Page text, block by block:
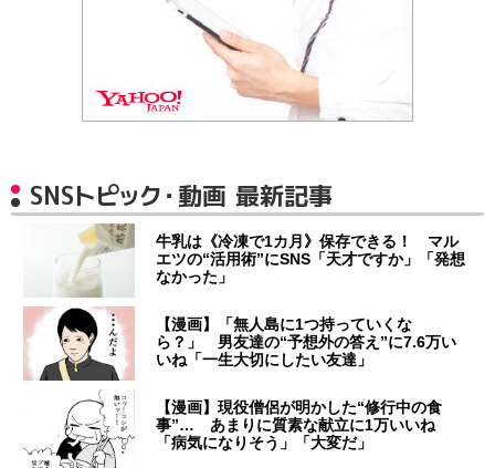
SNSトピック・動画 最新記事
牛乳は《冷凍で1カ月》保存できる！ マル
エツの“活用術”にSNS「天才ですか」「発想
なかった」
【漫画】「無人島に1つ持っていくな
ら？」 男友達の“予想外の答え”に7.6万い
いね「一生大切にしたい友達」
【漫画】現役僧侶が明かした“修行中の食
事”… あまりに質素な献立に1万いいね
「病気になりそう」「大変だ」